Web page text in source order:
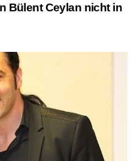
Bülent Ceylan nicht in